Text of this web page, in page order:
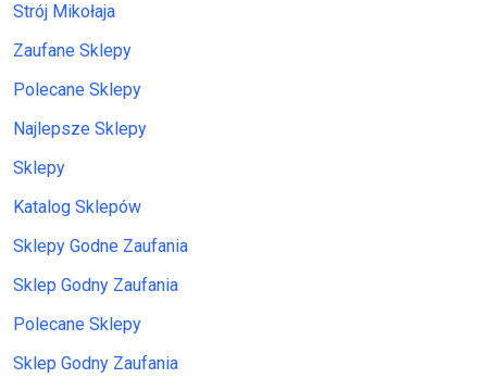
Strój Mikołaja
Zaufane Sklepy
Polecane Sklepy
Najlepsze Sklepy
Sklepy
Katalog Sklepów
Sklepy Godne Zaufania
Sklep Godny Zaufania
Polecane Sklepy
Sklep Godny Zaufania